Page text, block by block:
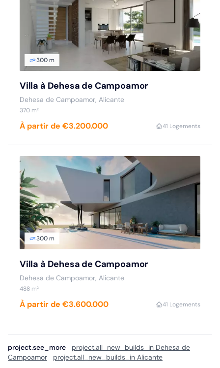
300 m
Villa à Dehesa de Campoamor
Dehesa de Campoamor, Alicante
370 m²
À partir de €3.200.000 41 Logements
300 m
Villa à Dehesa de Campoamor
Dehesa de Campoamor, Alicante
488 m²
À partir de €3.600.000 41 Logements
project.see_more
project.all_new_builds_in Dehesa de
Campoamor
project.all_new_builds_in Alicante